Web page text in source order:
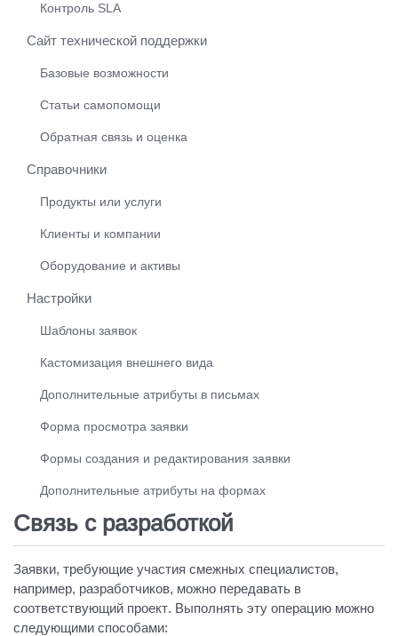
Связь с разработкой
Заявки, требующие участия смежных специалистов,
например, разработчиков, можно передавать в
соответствующий проект. Выполнять эту операцию можно
следующими способами:
Контроль SLA
Сайт технической поддержки
Базовые возможности
Статьи самопомощи
Обратная связь и оценка
Справочники
Продукты или услуги
Клиенты и компании
Оборудование и активы
Настройки
Шаблоны заявок
Кастомизация внешнего вида
Дополнительные атрибуты в письмах
Форма просмотра заявки
Формы создания и редактирования заявки
Дополнительные атрибуты на формах